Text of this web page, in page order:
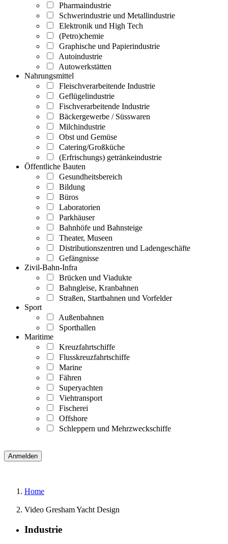
Pharmaindustrie
Schwerindustrie und Metallindustrie
Elektronik und High Tech
(Petro)chemie
Graphische und Papierindustrie
Autoindustrie
Autowerkstätten
Nahrungsmittel
Fleischverarbeitende Industrie
Geflügelindustrie
Fischverarbeitende Industrie
Bäckergewerbe / Süsswaren
Milchindustrie
Obst und Gemüse
Catering/Großküche
(Erfrischungs) getränkeindustrie
Öffentliche Bauten
Gesundheitsbereich
Bildung
Büros
Laboratorien
Parkhäuser
Bahnhöfe und Bahnsteige
Theater, Museen
Distributionszentren und Ladengeschäfte
Gefängnisse
Zivil-Bahn-Infra
Brücken und Viadukte
Bahngleise, Kranbahnen
Straßen, Startbahnen und Vorfelder
Sport
Außenbahnen
Sporthallen
Maritime
Kreuzfahrtschiffe
Flusskreuzfahrtschiffe
Marine
Fähren
Superyachten
Viehtransport
Fischerei
Offshore
Schleppern und Mehrzweckschiffe
Home
Video Gresham Yacht Design
Industrie